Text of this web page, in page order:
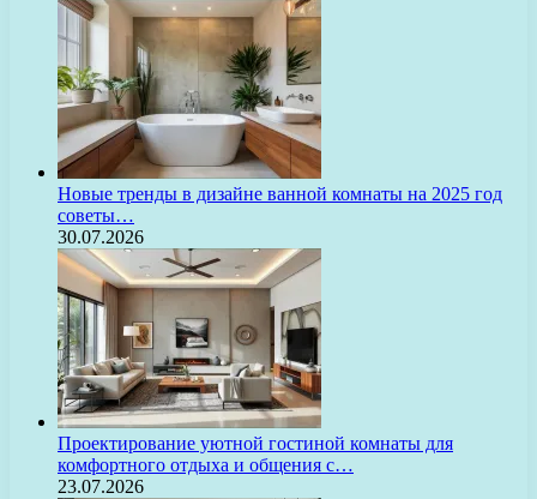
Новые тренды в дизайне ванной комнаты на 2025 год
советы…
30.07.2026
Проектирование уютной гостиной комнаты для
комфортного отдыха и общения с…
23.07.2026